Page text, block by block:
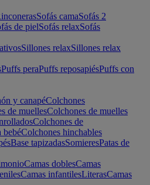
Sofás camaSofás 2
de pielSofás relaxSofás
Sillones relaxSillones relax
Puffs peraPuffs reposapiésPuffs con
y canapéColchones
de muellesColchones de muelles
Colchones de
bebéColchones hinchables
Base tapizadasSomieresPatas de
Camas doblesCamas
Camas infantilesLiterasCamas